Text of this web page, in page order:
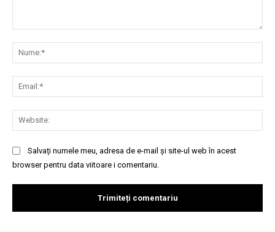
Salvați numele meu, adresa de e-mail și site-ul web în acest
browser pentru data viitoare i comentariu.